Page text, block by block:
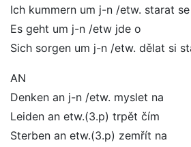
Ich kummern um j-n /etw. starat
Es geht um j-n /etw jde o
Sich sorgen um j-n /etw. dělat si
AN
Denken an j-n /etw. myslet na
Leiden an etw.(3.p) trpět čím
Sterben an etw.(3.p) zemřít na